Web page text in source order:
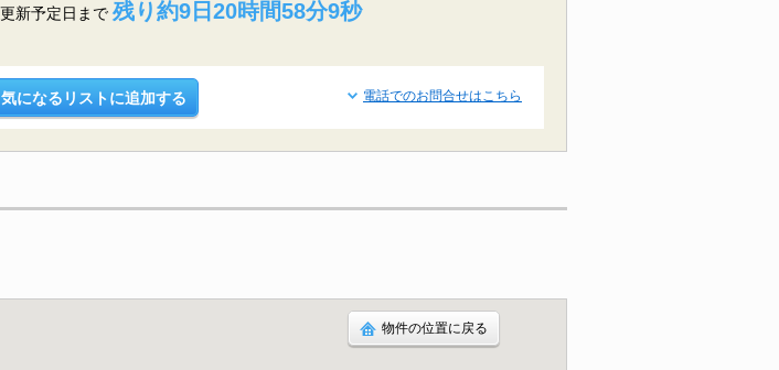
新予定日まで 残り約9日20時間58分8秒
気になるリストに追加する 電話でのお問合せはこちら
物件の位置に戻る